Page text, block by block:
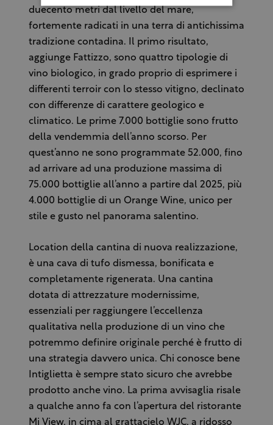
duecento metri dal livello del mare,
fortemente radicati in una terra di antichissima
tradizione contadina. Il primo risultato,
aggiunge Fattizzo, sono quattro tipologie di
vino biologico, in grado proprio di esprimere i
differenti terroir con lo stesso vitigno, declinato
con differenze di carattere geologico e
climatico. Le prime 7.000 bottiglie sono frutto
della vendemmia dell’anno scorso. Per
quest’anno ne sono programmate 52.000, fino
ad arrivare ad una produzione massima di
75.000 bottiglie all’anno a partire dal 2025, più
4.000 bottiglie di un Orange Wine, unico per
stile e gusto nel panorama salentino.
Location della cantina di nuova realizzazione,
è una cava di tufo dismessa, bonificata e
completamente rigenerata. Una cantina
dotata di attrezzature modernissime,
essenziali per raggiungere l’eccellenza
qualitativa nella produzione di un vino che
potremmo definire originale perché è frutto di
una strategia davvero unica. Chi conosce bene
Intiglietta è sempre stato sicuro che avrebbe
prodotto anche vino. La prima avvisaglia risale
a qualche anno fa con l’apertura del ristorante
Mi View, in cima al grattacielo WJC, a ridosso